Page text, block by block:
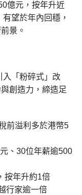
億元，按年升近
望於年內回穩，
景。
入「粉碎式」改
創造力，締造足
前溢利多於港幣5
、30位年薪逾500
按年升約1倍
行家逾一倍